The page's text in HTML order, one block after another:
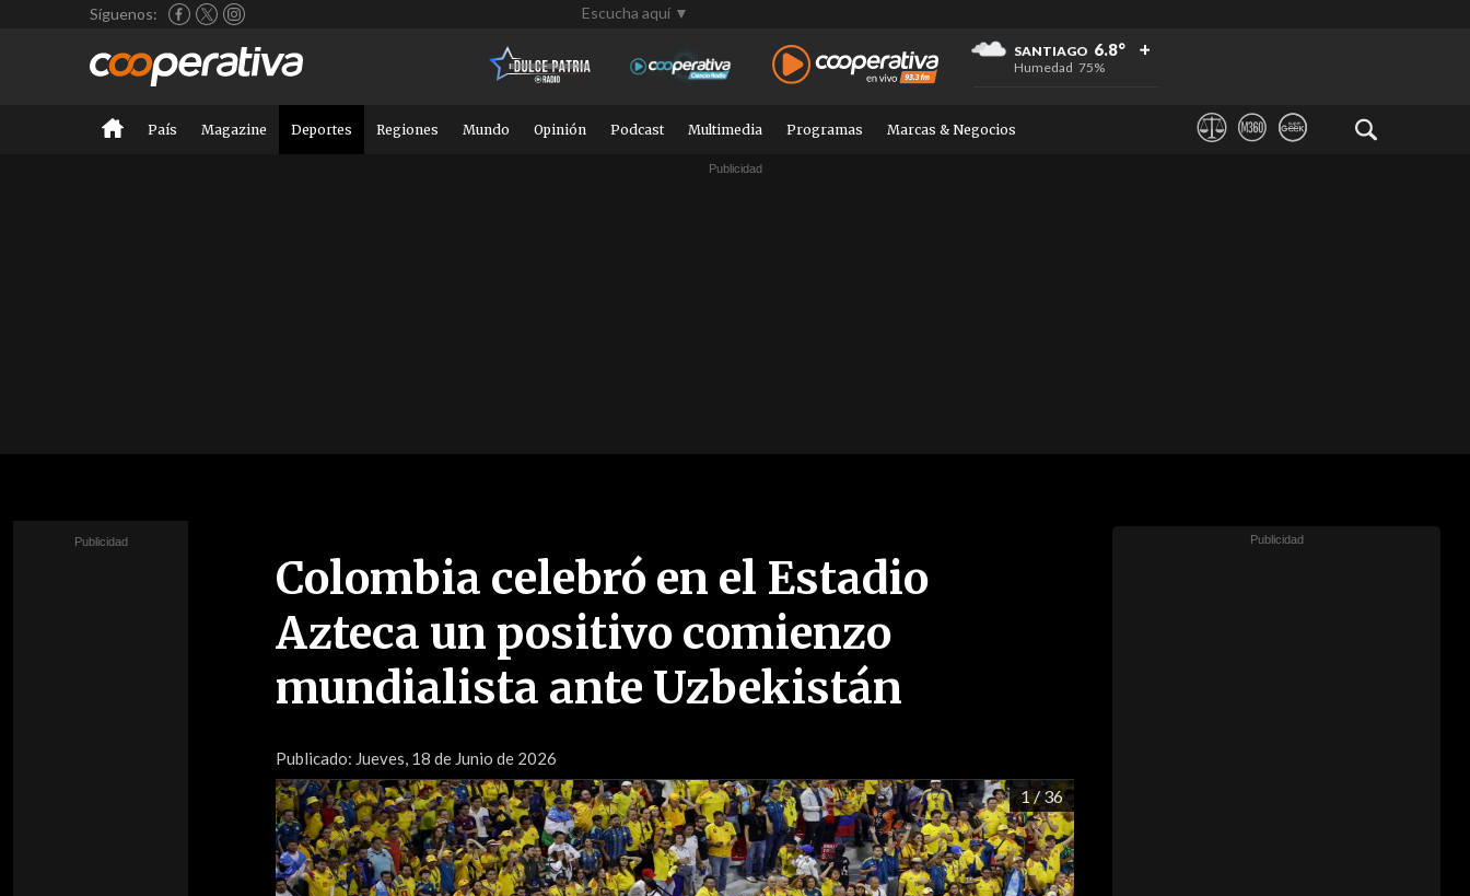
Síguenos: Escucha aquí ▼
SANTIAGO 6.8°
Humedad 75%
+
+
+
País Magazine Deportes Regiones Mundo Opinión Podcast Multimedia Programas Marcas & Negocios
Colombia celebró en el Estadio
Azteca un positivo comienzo
mundialista ante Uzbekistán
Publicado: Jueves, 18 de Junio de 2026
1/ 36